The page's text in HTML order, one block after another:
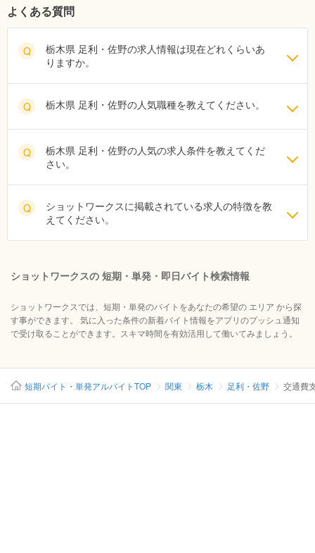
よくある質問
Q
栃木県 足利・佐野の求人情報は現在どれくらいあ
りますか。
Q 栃木県 足利・佐野の人気職種を教えてください。
Q
栃木県 足利・佐野の人気の求人条件を教えてくだ
さい。
Q
ショットワークスに掲載されている求人の特徴を教
えてください。
ショットワークスの 短期・単発・即日バイト検索情報
ショットワークスでは、短期・単発のバイトをあなたの希望の エリア から探
す事ができます。 気に入った条件の新着バイト情報をアプリのプッシュ通知
で受け取ることができます。スキマ時間を有効活用して働いてみましょう。
短期バイト・単発アルバイトTOP 関東 栃木 足利・佐野 交通費